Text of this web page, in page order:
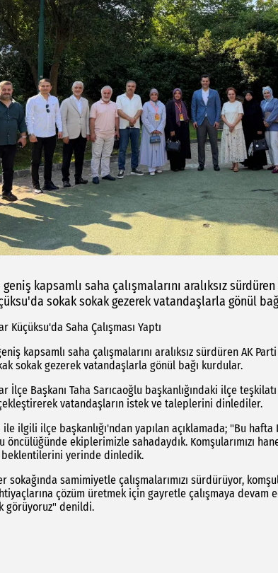
kapsamlı saha çalışmalarını aralıksız
sokak sokak gezerek vatandaşlarla gönül
Küçüksu'da Saha Çalışması Yaptı
kapsamlı saha çalışmalarını aralıksız sürdüren AK
sokak gezerek vatandaşlarla gönül bağı kurdular.
İlçe Başkanı Taha Sarıcaoğlu başkanlığındaki ilçe
vatandaşların istek ve taleplerini dinlediler.
ile ilgili ilçe başkanlığı'ndan yapılan açıklamada; "Bu hafta
öncülüğünde ekiplerimizle sahadaydık. Komşularımızı
yerinde dinledik.
sokağında samimiyetle çalışmalarımızı sürdürüyor,
çözüm üretmek için gayretle çalışmaya devam
görüyoruz" denildi.